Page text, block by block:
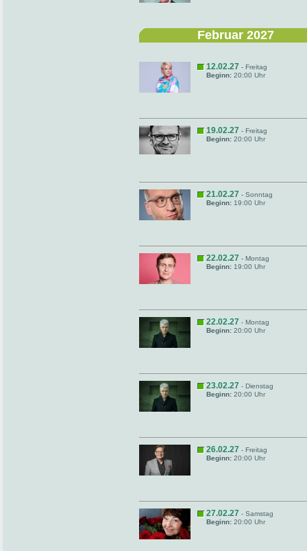
Februar 2027
12.02.27 - Freitag
Beginn: 20:00 Uhr
19.02.27 - Freitag
Beginn: 20:00 Uhr
21.02.27 - Sonntag
Beginn: 19:00 Uhr
22.02.27 - Montag
Beginn: 19:00 Uhr
22.02.27 - Montag
Beginn: 20:00 Uhr
23.02.27 - Dienstag
Beginn: 20:00 Uhr
26.02.27 - Freitag
Beginn: 20:00 Uhr
27.02.27 - Samstag
Beginn: 20:00 Uhr